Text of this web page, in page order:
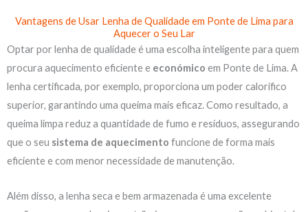
Vantagens de Usar Lenha de Qualidade em Ponte de Lima para
Aquecer o Seu Lar
Optar por lenha de qualidade é uma escolha inteligente para quem
procura aquecimento eficiente e económico em Ponte de Lima. A
lenha certificada, por exemplo, proporciona um poder calorífico
superior, garantindo uma queima mais eficaz. Como resultado, a
queima limpa reduz a quantidade de fumo e resíduos, assegurando
que o seu sistema de aquecimento funcione de forma mais
eficiente e com menor necessidade de manutenção.
Além disso, a lenha seca e bem armazenada é uma excelente